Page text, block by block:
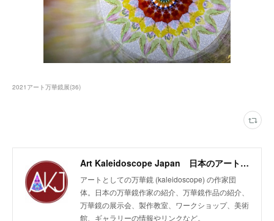
2021アート万華鏡展(36)
Art Kaleidoscope Japan 日本のアート万華鏡の作家団体
アートとしての万華鏡 (kaleidoscope) の作家団
体。日本の万華鏡作家の紹介、万華鏡作品の紹介、
万華鏡の展示会、製作教室、ワークショップ、美術
館、ギャラリーの情報やリンクなど。